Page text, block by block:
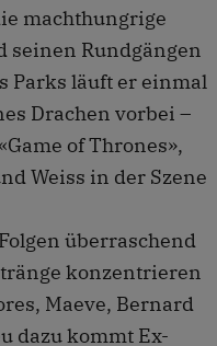
machthungrige
seinen Rundgängen
Parks läuft er einmal
Drachen vorbei –
of Thrones»,
Weiss in der Szene
überraschend
konzentrieren
Maeve, Bernard
dazu kommt Ex-